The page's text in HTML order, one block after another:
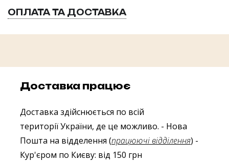
ОПЛАТА ТА ДОСТАВКА
Доставка працює
Доставка здійснюється по всій
території України, де це можливо. - Нова
Пошта на відделення (працюючі відділення) -
Кур'єром по Києву: від 150 грн